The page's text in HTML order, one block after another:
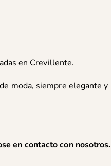
en Crevillente.
moda, siempre elegante y
en contacto con nosotros.